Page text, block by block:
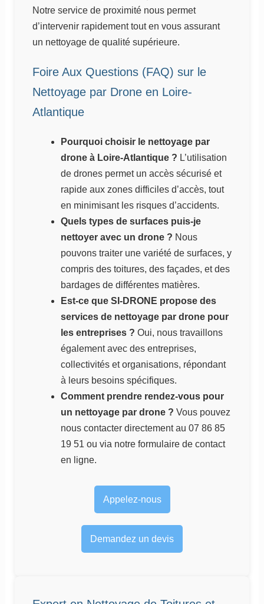
Notre service de proximité nous permet
d’intervenir rapidement tout en vous assurant
un nettoyage de qualité supérieure.
Foire Aux Questions (FAQ) sur le
Nettoyage par Drone en Loire-
Atlantique
Pourquoi choisir le nettoyage par
drone à Loire-Atlantique ? L’utilisation
de drones permet un accès sécurisé et
rapide aux zones difficiles d’accès, tout
en minimisant les risques d’accidents.
Quels types de surfaces puis-je
nettoyer avec un drone ? Nous
pouvons traiter une variété de surfaces, y
compris des toitures, des façades, et des
bardages de différentes matières.
Est-ce que SI-DRONE propose des
services de nettoyage par drone pour
les entreprises ? Oui, nous travaillons
également avec des entreprises,
collectivités et organisations, répondant
à leurs besoins spécifiques.
Comment prendre rendez-vous pour
un nettoyage par drone ? Vous pouvez
nous contacter directement au 07 86 85
19 51 ou via notre formulaire de contact
en ligne.
Appelez-nous
Demandez un devis